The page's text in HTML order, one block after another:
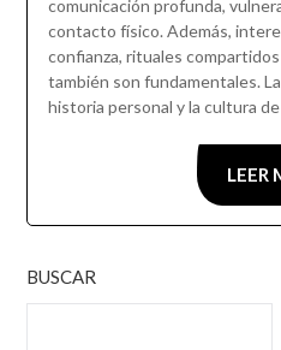
comunicación profunda,
contacto físico. Además,
confianza, rituales
también son fundamentales.
historia personal y la cultura
LEER
BUSCAR